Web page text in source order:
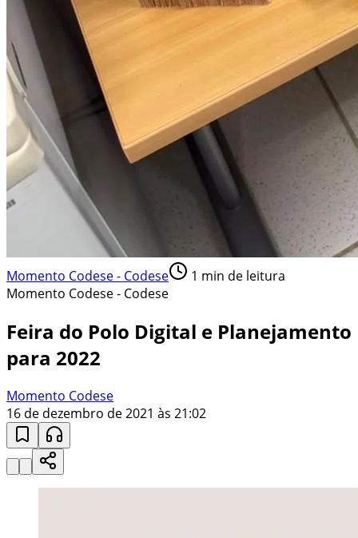
Momento Codese - Codese 1 min de leitura
Momento Codese - Codese
Feira do Polo Digital e Planejamento
para 2022
Momento Codese
16 de dezembro de 2021 às 21:02